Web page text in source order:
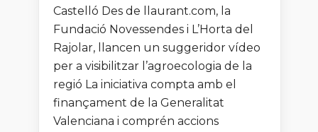
Castelló Des de llaurant.com, la
Fundació Novessendes i L’Horta del
Rajolar, llancen un suggeridor vídeo
per a visibilitzar l’agroecologia de la
regió La iniciativa compta amb el
finançament de la Generalitat
Valenciana i comprén accions